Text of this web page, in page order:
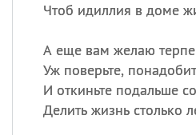
Чтоб идиллия в доме
А еще вам желаю
Уж поверьте,
И откиньте подальше
Делить жизнь столько